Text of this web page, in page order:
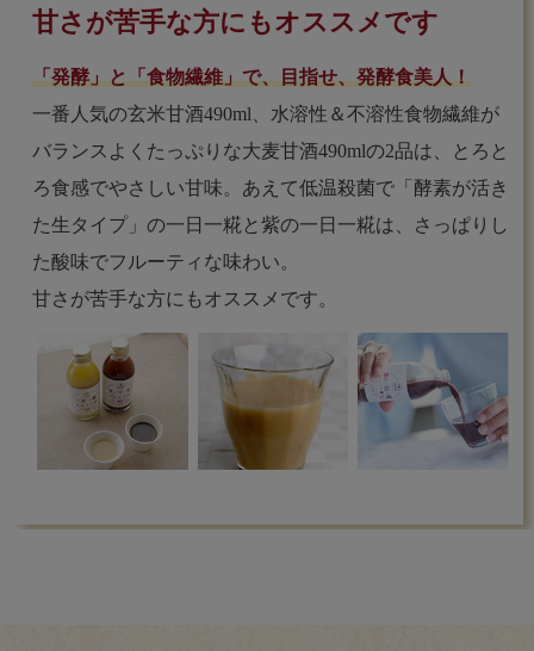
甘さが苦手な方にもオススメです
「発酵」と「食物繊維」で、目指せ、発酵食美人！
一番人気の玄米甘酒490ml、水溶性＆不溶性食物繊維が
バランスよくたっぷりな大麦甘酒490mlの2品は、とろと
ろ食感でやさしい甘味。あえて低温殺菌で「酵素が活き
た生タイプ」の一日一糀と紫の一日一糀は、さっぱりし
た酸味でフルーティな味わい。
甘さが苦手な方にもオススメです。